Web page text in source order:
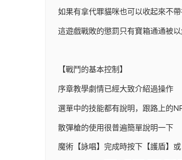
如果有拿代罪貓咪也可以收起來不
這遊戲戰敗的懲罰只有寶箱通通被
【戰鬥的基本控制】
序章教學劇情已經大致介紹過操作
選單中的技能都有說明，跟路上的
散彈槍的使用很普遍簡單說明一下
魔術【詠唱】完成時按下【護盾】